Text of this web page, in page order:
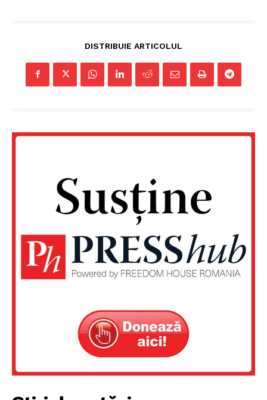
Un proiect
FREEDOM HOUSE ROMÂNIA
PRESShub
Despre noi / Echipa
Proiecte editoriale
Rețea
DISTRIBUIE ARTICOLUL